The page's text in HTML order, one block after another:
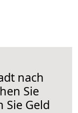
nach
Sie
Sie Geld